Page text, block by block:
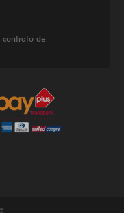
contrato de